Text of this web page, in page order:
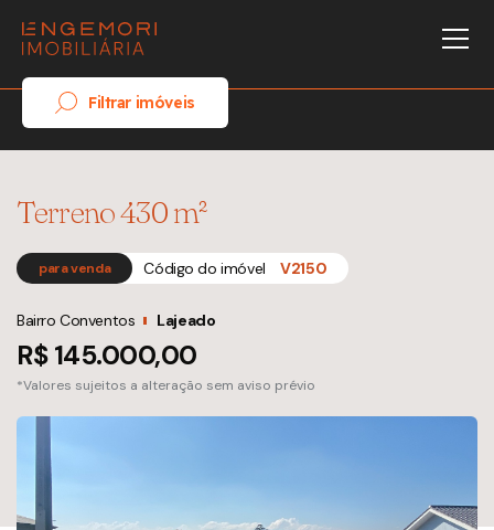
Filtrar imóveis
Terreno 430 m²
para venda Código do imóvel V2150
Bairro Conventos Lajeado
R$ 145.000,00
*Valores sujeitos a alteração sem aviso prévio